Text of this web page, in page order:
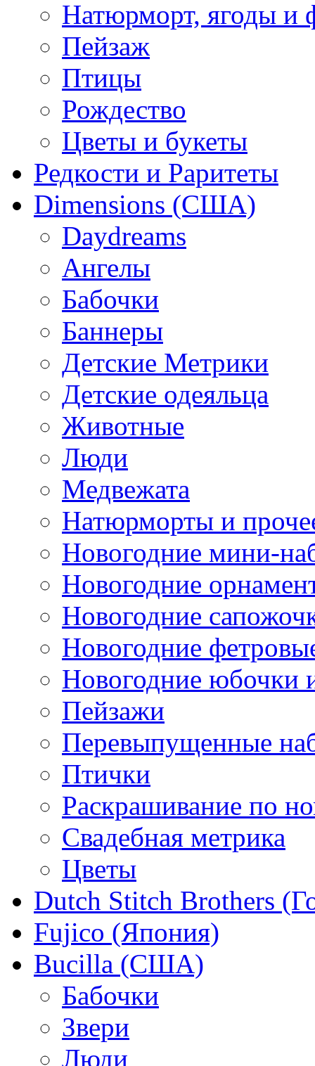
Натюрморт, ягоды и
Пейзаж
Птицы
Рождество
Цветы и букеты
Редкости и Раритеты
Dimensions (США)
Daydreams
Ангелы
Бабочки
Баннеры
Детские Метрики
Детские одеяльца
Животные
Люди
Медвежата
Натюрморты и
Новогодние мини-
Новогодние
Новогодние
Новогодние
Новогодние юбочки
Пейзажи
Перевыпущенные
Птички
Раскрашивание по
Свадебная метрика
Цветы
Dutch Stitch Brothers
Fujico (Япония)
Bucilla (США)
Бабочки
Звери
Люди